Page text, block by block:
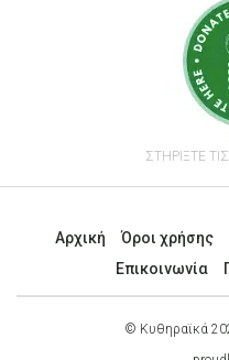
ΣΤΗΡΙΞΤΕ
Αρχική Όροι χρήσης
Επικοινωνία
© Κυθηραϊκά